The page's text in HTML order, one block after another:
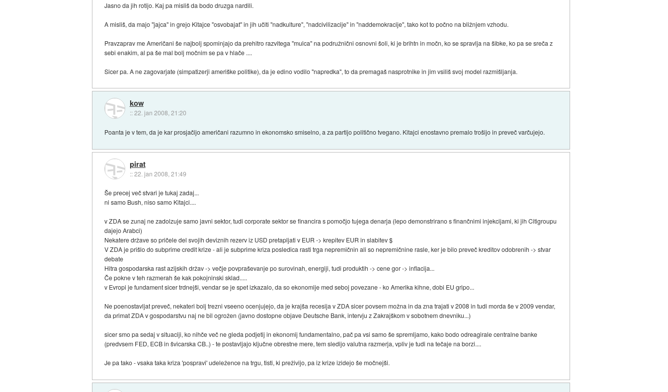
Jasno da jih rotijo. Kaj pa misliš da bodo druzga nardili.
A misliš, da majo "jajca" in grejo Kitajce "osvobajat" in jih učiti "nadkulture", "nadcivilizacije" in "naddemokracije", tako kot to počno na bližnjem vzhodu.
Pravzaprav me Američani še najbolj spominjajo da prehitro razvitega "mulca" na podružnični osnovni šoli, ki je brihtn in močn, ko se spravlja na šibke, ko pa se sreča z
sebi enakim, al pa še mal bolj močnim se pa v hlače ....
Sicer pa. A ne zagovarjate (simpatizerji ameriške politike), da je edino vodilo "napredka", to da premagaš nasprotnike in jim vsiliš svoj model razmišljanja.
kow
::22. jan 2008, 21:20
Poanta je v tem, da je kar prosjačijo američani razumno in ekonomsko smiselno, a za partijo politično tvegano. Kitajci enostavno premalo trošijo in preveč varčujejo.
pirat
::22. jan 2008, 21:49
Še precej več stvari je tukaj zadaj...
ni samo Bush, niso samo Kitajci....
v ZDA se zunaj ne zadolzuje samo javni sektor, tudi corporate sektor se financira s pomočjo tujega denarja (lepo demonstrirano s finančnimi injekcijami, ki jih Citigroupu
dajejo Arabci)
Nekatere države so pričele del svojih deviznih rezerv iz USD pretapljati v EUR -> krepitev EUR in slabitev $
V ZDA je prišlo do subprime credit krize - ali je subprime kriza posledica rasti trga nepremičnin ali so nepremičnine rasle, ker je bilo preveč kreditov odobrenih -> stvar
debate
Hitra gospodarska rast azijskih držav -> večje povpraševanje po surovinah, energiji, tudi produktih -> cene gor -> inflacija...
Če pokne v teh razmerah še kak pokojninski sklad.....
v Evropi je fundament sicer trdnejši, vendar se je spet izkazalo, da so ekonomije med seboj povezane - ko Amerika kihne, dobi EU gripo...
Ne poenostavljat preveč, nekateri bolj trezni vseeno ocenjujejo, da je krajša recesija v ZDA sicer povsem možna in da zna trajati v 2008 in tudi morda še v 2009 vendar,
da primat ZDA v gospodarstvu naj ne bil ogrožen (javno dostopne objave Deutsche Bank, intervju z Zakrajškom v sobotnem dnevniku...)
sicer smo pa sedaj v situaciji, ko nihče več ne gleda podjetij in ekonomij fundamentalno, pač pa vsi samo še spremljamo, kako bodo odreagirale centralne banke
(predvsem FED, ECB in švicarska CB..) - te postavljajo ključne obrestne mere, tem sledijo valutna razmerja, vpliv je tudi na tečaje na borzi....
Je pa tako - vsaka taka kriza 'pospravi' udeležence na trgu, tisti, ki preživijo, pa iz krize izidejo še močnejši.